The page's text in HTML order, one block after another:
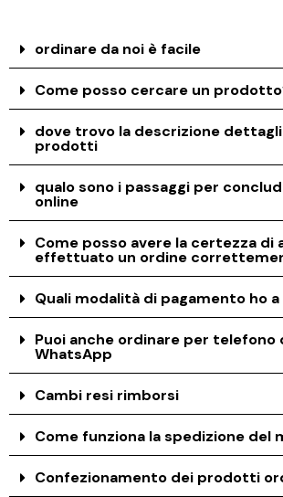
ordinare da noi è facile
Come posso cercare un
dove trovo la descrizione
prodotti
qualo sono i passaggi per
online
Come posso avere la certezza di
effettuato un ordine
Quali modalità di pagamento ho
Puoi anche ordinare per telefono
WhatsApp
Cambi resi rimborsi
Come funziona la spedizione del
Confezionamento dei prodotti